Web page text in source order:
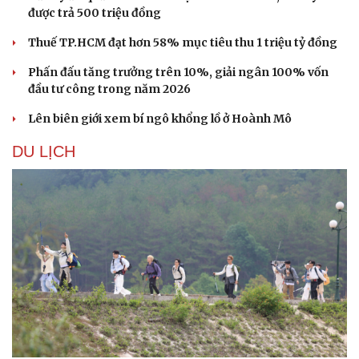
được trả 500 triệu đồng
Thuế TP.HCM đạt hơn 58% mục tiêu thu 1 triệu tỷ đồng
Phấn đấu tăng trưởng trên 10%, giải ngân 100% vốn
đầu tư công trong năm 2026
Lên biên giới xem bí ngô khổng lồ ở Hoành Mô
DU LỊCH